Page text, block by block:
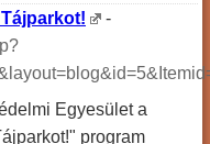
-
Egyesület a
program